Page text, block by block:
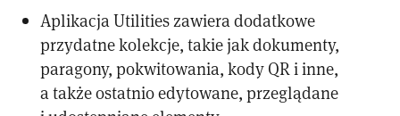
Aplikacja Utilities zawiera dodatkowe
przydatne kolekcje, takie jak dokumenty,
paragony, pokwitowania, kody QR i inne,
a także ostatnio edytowane, przeglądane